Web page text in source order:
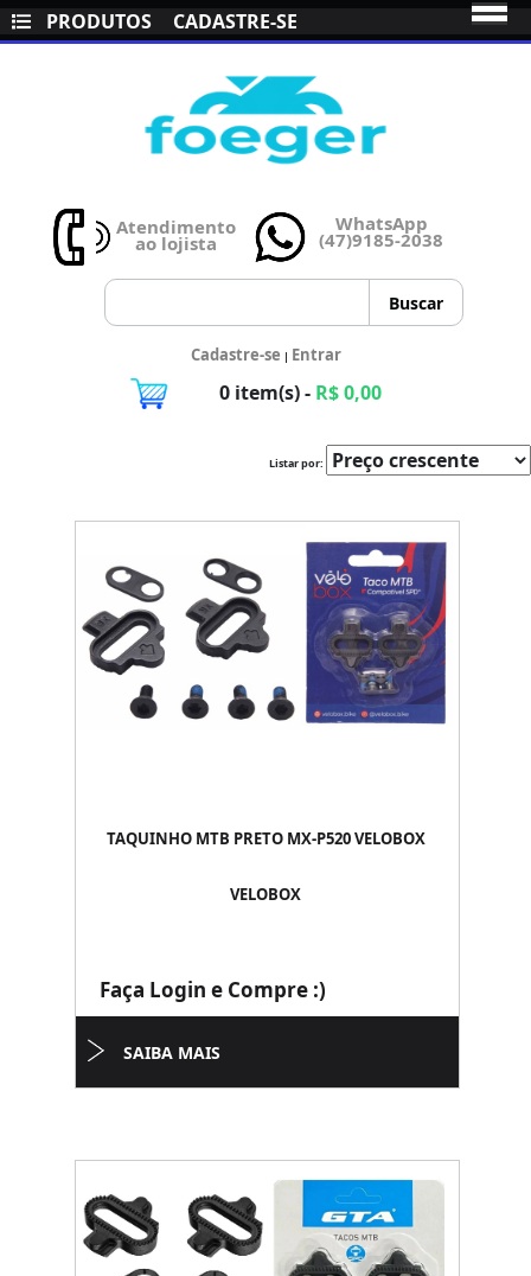
PRODUTOS CADASTRE-SE
Atendimento
ao lojista
WhatsApp
(47)9185-2038
Cadastre-se | Entrar
0 item(s) - R$ 0,00
Listar por:
TAQUINHO MTB PRETO MX-P520 VELOBOX
VELOBOX
Faça Login e Compre :)
SAIBA MAIS